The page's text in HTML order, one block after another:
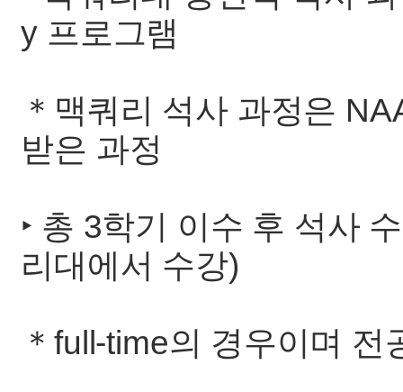
y 프로그램
＊맥쿼리 석사 과정은
받은 과정
‣ 총 3학기 이수 후 석사
리대에서 수강)
＊full-time의 경우이며